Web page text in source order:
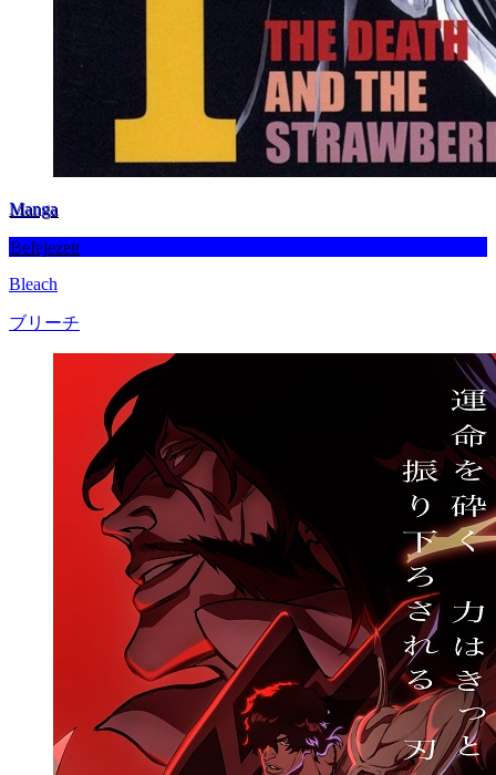
Manga
Befejezett
Bleach
ブリーチ